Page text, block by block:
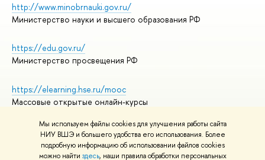
Мы используем файлы cookies для улучшения работы сайта
НИУ ВШЭ и большего удобства его использования. Более
подробную информацию об использовании файлов cookies
можно найти здесь, наши правила обработки персональных
http://www.minobrnauki.gov.ru/
Министерство науки и высшего образования РФ
https://edu.gov.ru/
Министерство просвещения РФ
https://elearning.hse.ru/mooc
Массовые открытые онлайн-курсы
© НИУ ВШЭ 1993–2026
Адреса и контакты